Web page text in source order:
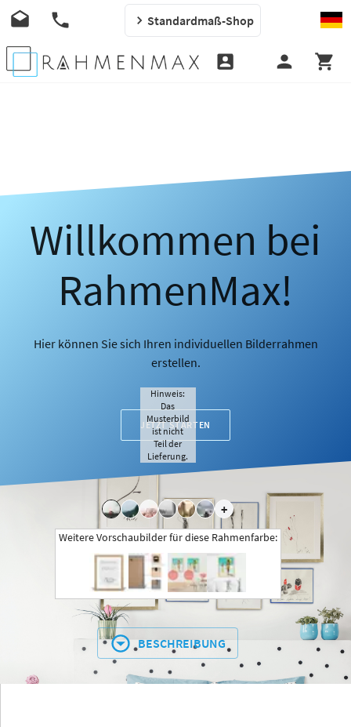
Standardmaß-Shop
Willkommen bei
RahmenMax!
Hier können Sie sich Ihren individuellen Bilderrahmen
erstellen.
JETZT STARTEN
+
Hinweis:
Das
Musterbild
ist nicht
Teil der
Lieferung.
Weitere Vorschaubilder für diese Rahmenfarbe:
BESCHREIBUNG